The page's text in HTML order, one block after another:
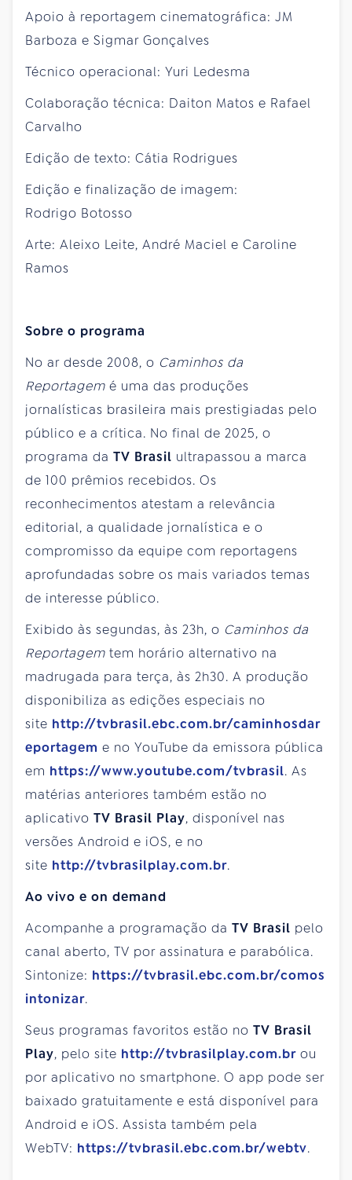
Apoio à reportagem cinematográfica: JM
Barboza e Sigmar Gonçalves
Técnico operacional: Yuri Ledesma
Colaboração técnica: Daiton Matos e Rafael
Carvalho
Edição de texto: Cátia Rodrigues
Edição e finalização de imagem:
Rodrigo Botosso
Arte: Aleixo Leite, André Maciel e Caroline
Ramos
Sobre o programa
No ar desde 2008, o Caminhos da
Reportagem é uma das produções
jornalísticas brasileira mais prestigiadas pelo
público e a crítica. No final de 2025, o
programa da TV Brasil ultrapassou a marca
de 100 prêmios recebidos. Os
reconhecimentos atestam a relevância
editorial, a qualidade jornalística e o
compromisso da equipe com reportagens
aprofundadas sobre os mais variados temas
de interesse público.
Exibido às segundas, às 23h, o Caminhos da
Reportagem tem horário alternativo na
madrugada para terça, às 2h30. A produção
disponibiliza as edições especiais no
site http://tvbrasil.ebc.com.br/caminhosdar
eportagem e no YouTube da emissora pública
em https://www.youtube.com/tvbrasil. As
matérias anteriores também estão no
aplicativo TV Brasil Play, disponível nas
versões Android e iOS, e no
site http://tvbrasilplay.com.br.
Ao vivo e on demand
Acompanhe a programação da TV Brasil pelo
canal aberto, TV por assinatura e parabólica.
Sintonize: https://tvbrasil.ebc.com.br/comos
intonizar.
Seus programas favoritos estão no TV Brasil
Play, pelo site http://tvbrasilplay.com.br ou
por aplicativo no smartphone. O app pode ser
baixado gratuitamente e está disponível para
Android e iOS. Assista também pela
WebTV: https://tvbrasil.ebc.com.br/webtv.